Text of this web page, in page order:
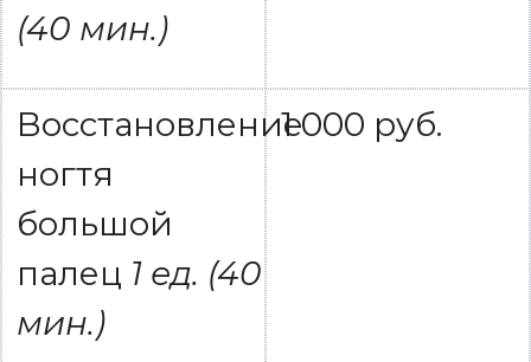
(40 мин.)
Восстановление
ногтя
большой
палец 1 ед. (40
мин.)
1 000 руб.